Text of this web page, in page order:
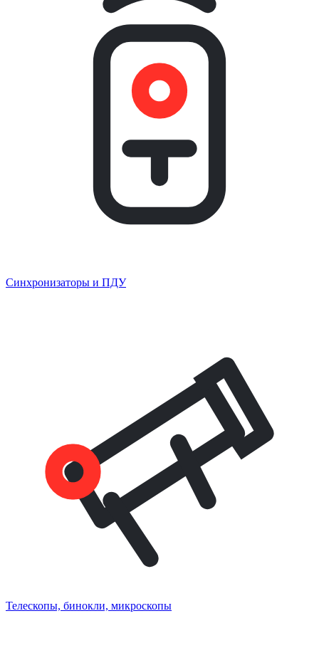
Синхронизаторы и ПДУ
Телескопы, бинокли, микроскопы